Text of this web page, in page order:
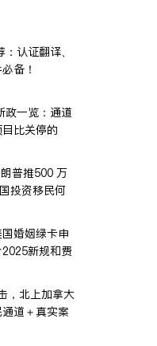
认证翻译、
备！
政一览：通道
比关停的
普推500 万
投资移民何
婚姻绿卡申
新规和费
，北上加拿大
道＋真实案